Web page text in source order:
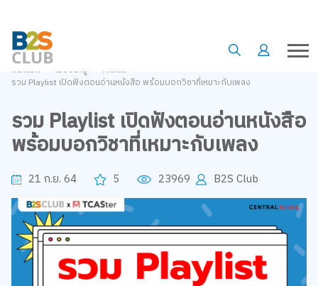
หน้าแรก เรื่องน่ารู้ Article
รวม Playlist เปิดฟังตอนอ่านหนังสือ พร้อมบอกวิชาที่เหมาะกับเพลง
รวม Playlist เปิดฟังตอนอ่านหนังสือ
พร้อมบอกวิชาที่เหมาะกับเพลง
21 ก.ย. 64 5 23969 B2S Club